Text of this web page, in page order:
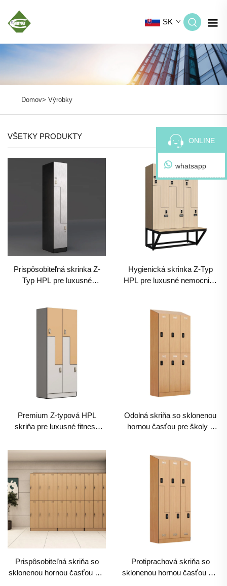
SK
Domov> Výrobky
VŠETKY PRODUKTY
Prispôsobiteľná skrinka Z-
Typ HPL pre luxusné
Hygienická skrinka Z-Typ
HPL pre luxusné nemocnice
Premium Z-typová HPL
skriňa pre luxusné fitness
vlhkosť triedené úloženie
Odolná skriňa so sklonenou
hornou časťou pre školy a
úloženie s prispôsobiteľnými
Prispôsobiteľná skriňa so
sklonenou hornou časťou pre
Protiprachová skriňa so
sklonenou hornou časťou pre
ONLINE
whatsapp